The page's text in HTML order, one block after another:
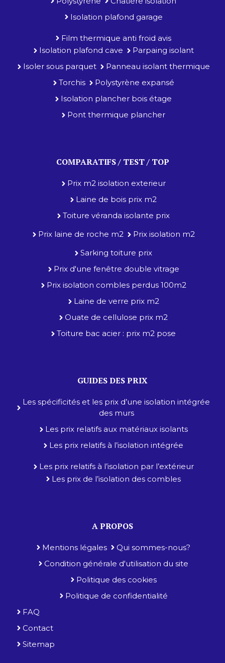
Isolation plafond garage
Film thermique anti froid avis
Isolation plafond cave
Parpaing isolant
Isoler sous parquet
Panneau isolant thermique
Torchis
Polystyrène expansé
Isolation plancher bois étage
Pont thermique plancher
COMPARATIFS / TEST / TOP
Prix m2 isolation exterieur
Laine de bois prix m2
Toiture véranda isolante prix
Prix laine de roche m2
Prix isolation m2
Sarking toiture prix
Prix d'une fenêtre double vitrage
Prix isolation combles perdus 100m2
Laine de verre prix m2
Ouate de cellulose prix m2
Toiture bac acier : prix m2 pose
GUIDES DES PRIX
Les spécificités et les prix d’une isolation intégrée
des murs
Les prix relatifs aux matériaux isolants
Les prix relatifs à l’isolation intégrée
Les prix relatifs à l’isolation par l’extérieur
Les prix de l’isolation des combles
A PROPOS
Mentions légales
Qui sommes-nous?
Condition générale d'utilisation du site
Politique des cookies
Politique de confidentialité
FAQ
Contact
Sitemap